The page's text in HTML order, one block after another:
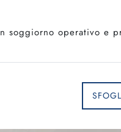
soggiorno operativo e